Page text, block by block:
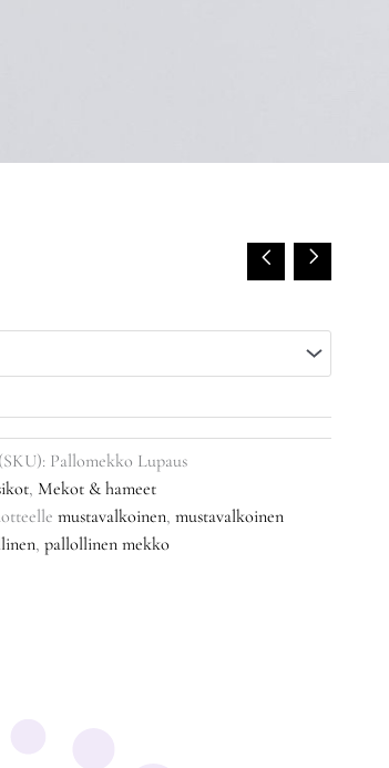
Pallomekko Lupaus
, Mekot & hameet
mustavalkoinen, mustavalkoinen
, pallollinen mekko